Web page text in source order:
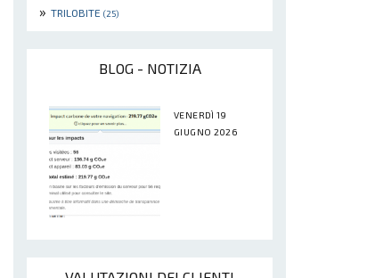
» TRILOBITE (25)
BLOG - NOTIZIA
VENERDÌ 19
GIUGNO 2026